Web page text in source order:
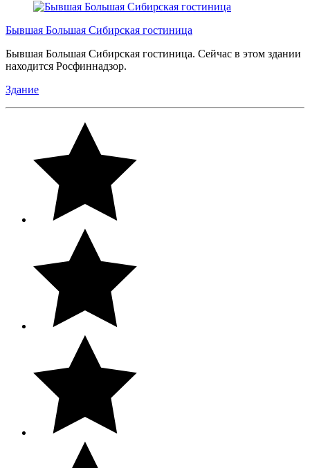
Бывшая Большая Сибирская гостиница
Бывшая Большая Сибирская гостиница. Сейчас в этом здании
находится Росфиннадзор.
Здание